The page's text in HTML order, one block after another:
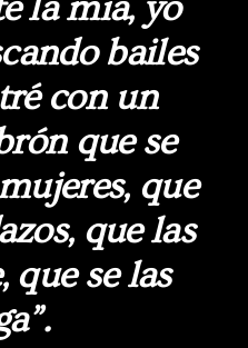
la mía, yo
bailes
con un
que se
que
que las
que se las